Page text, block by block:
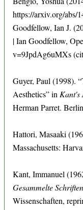
https://arxiv.org/abs/
Goodfellow, Ian J.
| Ian Goodfellow,
v=9JpdAg6uMXs
Guyer, Paul (1998).
Aesthetics” in Kant's
Herman Parret.
Hattori, Masaaki
Massachusetts:
Kant, Immanuel
Gesammelte Schriften
Wissenschaften,